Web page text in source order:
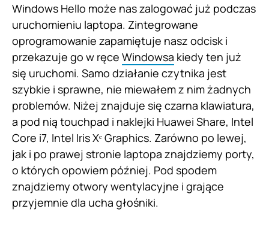
Windows Hello może nas zalogować już podczas
uruchomieniu laptopa. Zintegrowane
oprogramowanie zapamiętuje nasz odcisk i
przekazuje go w ręce Windowsa kiedy ten już
się uruchomi. Samo działanie czytnika jest
szybkie i sprawne, nie miewałem z nim żadnych
problemów. Niżej znajduje się czarna klawiatura,
a pod nią touchpad i naklejki Huawei Share, Intel
Core i7, Intel Iris Xᵉ Graphics. Zarówno po lewej,
jak i po prawej stronie laptopa znajdziemy porty,
o których opowiem później. Pod spodem
znajdziemy otwory wentylacyjne i grające
przyjemnie dla ucha głośniki.